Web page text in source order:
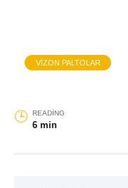
VIZON PALTOLAR
READING
6 min